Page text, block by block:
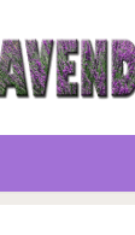
17